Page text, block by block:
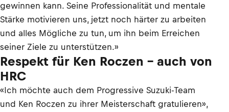
gewinnen kann. Seine Professionalität und mentale
Stärke motivieren uns, jetzt noch härter zu arbeiten
und alles Mögliche zu tun, um ihn beim Erreichen
seiner Ziele zu unterstützen.»
Respekt für Ken Roczen - auch von
HRC
«Ich möchte auch dem Progressive Suzuki-Team
und Ken Roczen zu ihrer Meisterschaft gratulieren»,